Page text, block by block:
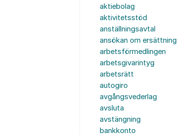
aktiebolag
aktivitetsstöd
anställningsavtal
ansökan om ersättning
arbetsförmedlingen
arbetsgivarintyg
arbetsrätt
autogiro
avgångsvederlag
avsluta
avstängning
bankkonto